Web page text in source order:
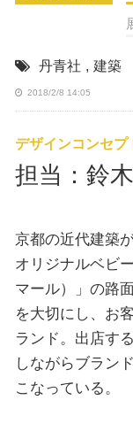
丹青社 , 建築
2018/2/8 14:05
デザインコンセプ
担当：鈴
京都の近代建築
オリジナルベビ
マール）」の路
を大切にし、お
ランド。出店す
しながらブラン
こなっている。